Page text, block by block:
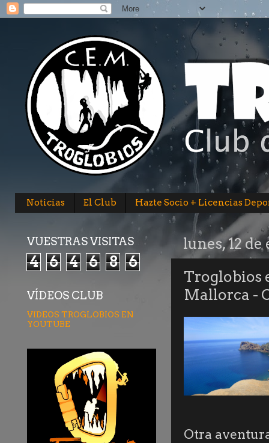
Noticias El Club Hazte Socio + Licencias
lunes, 12 de
Troglobios
Mallorca -
Otra
VUESTRAS VISITAS
4 6 4 6 8 6
VÍDEOS CLUB
VIDEOS TROGLOBIOS EN
YOUTUBE